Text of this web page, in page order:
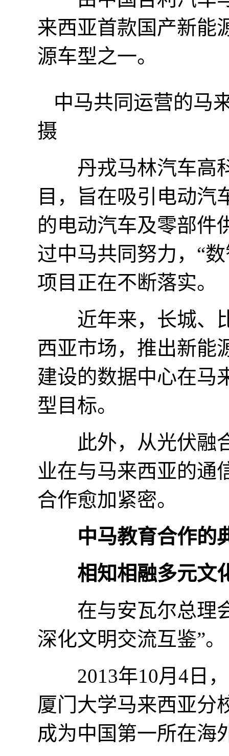
来西亚首款国产新能
源车型之一。
中马共同运营的马
摄
丹戎马林汽车高科
目，旨在吸引电动汽
的电动汽车及零部件
过中马共同努力，“
项目正在不断落实。
近年来，长城、比
西亚市场，推出新能
建设的数据中心在马
型目标。
此外，从光伏融合
业在与马来西亚的通
合作愈加紧密。
中马教育合作
相知相融多元文
在与安瓦尔总理会
深化文明交流互鉴”。
2013年10月4日，
厦门大学马来西亚分
成为中国第一所在海